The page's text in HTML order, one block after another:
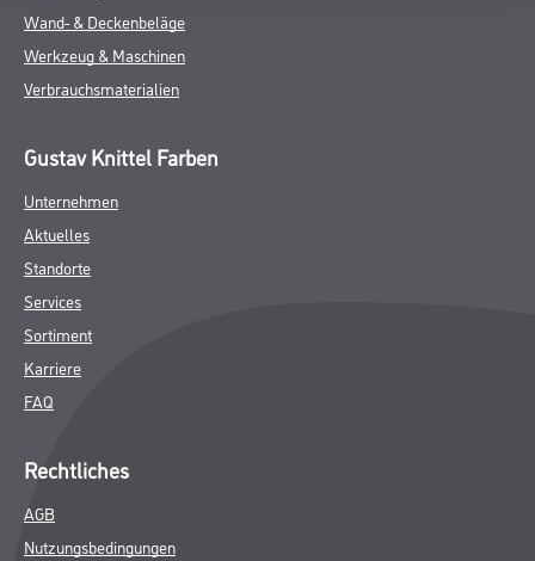
Wand- & Deckenbeläge
Werkzeug & Maschinen
Verbrauchsmaterialien
Gustav Knittel Farben
Unternehmen
Aktuelles
Standorte
Services
Sortiment
Karriere
FAQ
Rechtliches
AGB
Nutzungsbedingungen